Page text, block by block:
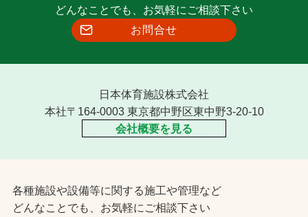
どんなことでも、お気軽にご相談下さい
お問合せ
日本体育施設株式会社
本社〒164-0003 東京都中野区東中野3-20-10
会社概要を見る
各種施設や設備等に関する施工や管理など
どんなことでも、お気軽にご相談下さい